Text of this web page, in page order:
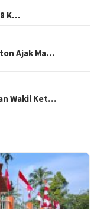
K…
Ajak Ma…
Wakil Ket…